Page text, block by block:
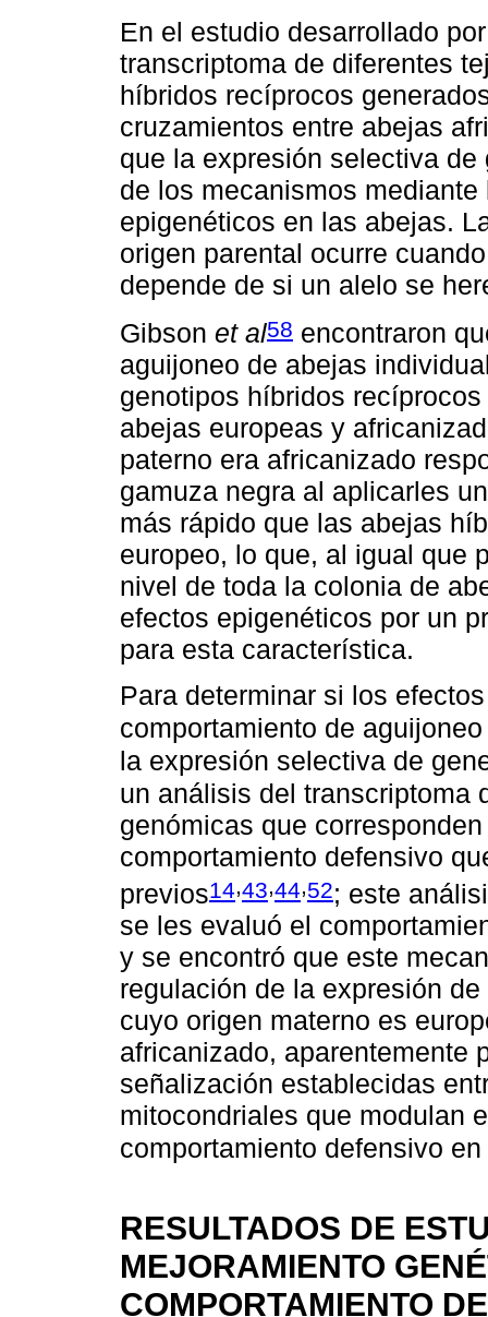
En el estudio desarrollado
transcriptoma de diferentes
híbridos recíprocos
cruzamientos entre abejas
que la expresión selectiva
de los mecanismos
epigenéticos en las abejas.
origen parental ocurre
depende de si un alelo se
Gibson et al58 encontraron
aguijoneo de abejas
genotipos híbridos
abejas europeas y
paterno era africanizado
gamuza negra al aplicarles
más rápido que las abejas
europeo, lo que, al igual que
nivel de toda la colonia de
efectos epigenéticos por un
para esta característica.
Para determinar si los
comportamiento de
la expresión selectiva de
un análisis del transcriptoma
genómicas que
comportamiento defensivo
previos14,43,44,52; este
se les evaluó el
y se encontró que este
regulación de la expresión
cuyo origen materno es
africanizado, aparentemente
señalización establecidas
mitocondriales que modulan
comportamiento defensivo
RESULTADOS DE
MEJORAMIENTO
COMPORTAMIENTO